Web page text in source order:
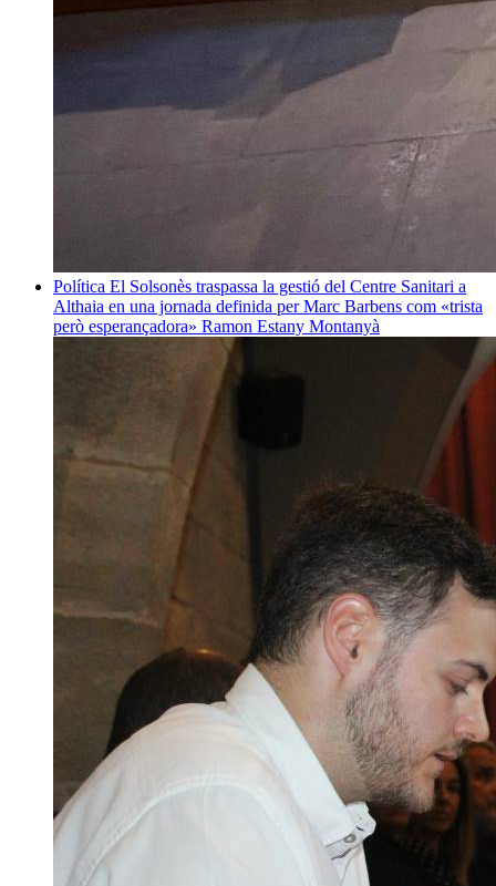
Política El Solsonès traspassa la gestió del Centre Sanitari a
Althaia en una jornada definida per Marc Barbens com «trista
però esperançadora» Ramon Estany Montanyà